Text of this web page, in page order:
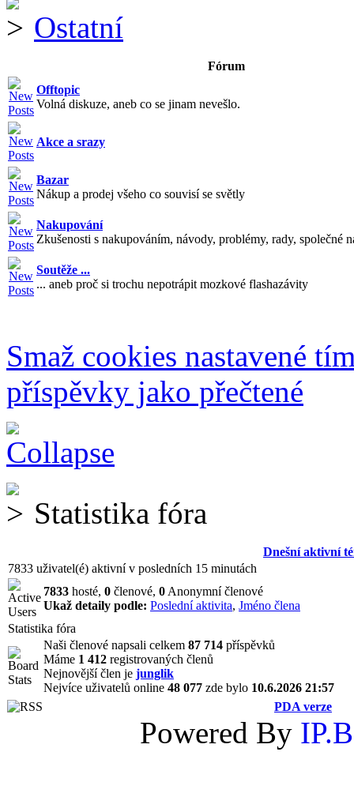
Ostatní
Fórum
Offtopic
Volná diskuze, aneb co se jinam nevešlo.
Akce a srazy
Bazar
Nákup a prodej všeho co souvisí se světly
Nakupování
Zkušenosti s nakupováním, návody, problémy, rady, společné
Soutěže ...
... aneb proč si trochu nepotrápit mozkové flashazávity
Smaž cookies nastavené
příspěvky jako přečtené
Statistika fóra
Dnešní aktivní
7833 uživatel(é) aktivní v posledních 15 minutách
7833 hosté, 0 členové, 0 Anonymní členové
Ukaž detaily podle: Poslední aktivita, Jméno člena
Statistika fóra
Naši členové napsali celkem 87 714 příspěvků
Máme 1 412 registrovaných členů
Nejnovější člen je junglik
Nejvíce uživatelů online 48 077 zde bylo 10.6.2026 21:57
PDA verze
Powered By